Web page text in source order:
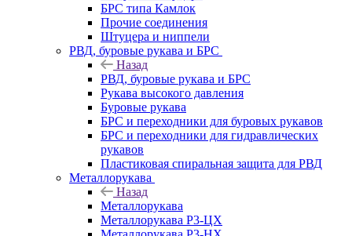
БРС типа Камлок
Прочие соединения
Штуцера и ниппели
РВД, буровые рукава и БРС
Назад
РВД, буровые рукава и БРС
Рукава высокого давления
Буровые рукава
БРС и переходники для буровых рукавов
БРС и переходники для гидравлических
рукавов
Пластиковая спиральная защита для РВД
Металлорукава
Назад
Металлорукава
Металлорукава Р3-ЦХ